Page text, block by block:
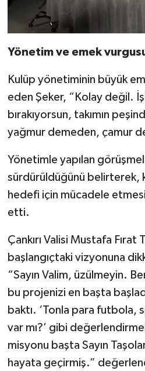
Yönetim ve emek
Kulüp yönetiminin büyük
eden Şeker, “Kolay değil.
bırakıyorsun, takımın
yağmur demeden, çamur
Yönetimle yapılan
sürdürüldüğünü belirterek,
hedefi için mücadele
etti.
Çankırı Valisi Mustafa Fırat
başlangıçtaki vizyonuna
“Sayın Valim, üzülmeyin.
bu projenizi en başta
baktı. ‘Tonla para futbola,
var mı?’ gibi
misyonu başta Sayın
hayata geçirmiş.”